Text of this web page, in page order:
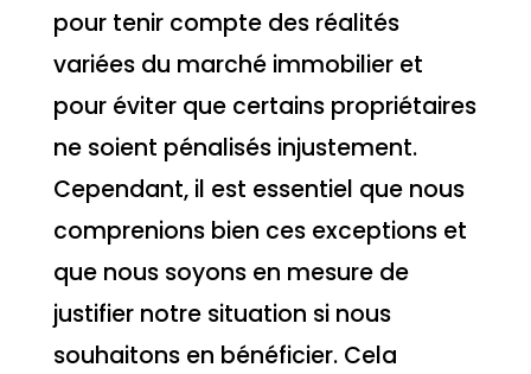
pour tenir compte des réalités
variées du marché immobilier et
pour éviter que certains propriétaires
ne soient pénalisés injustement.
Cependant, il est essentiel que nous
comprenions bien ces exceptions et
que nous soyons en mesure de
justifier notre situation si nous
souhaitons en bénéficier. Cela